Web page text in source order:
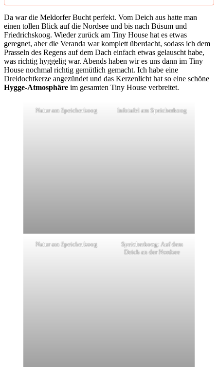
Da war die Meldorfer Bucht perfekt. Vom Deich aus hatte man
einen tollen Blick auf die Nordsee und bis nach Büsum und
Friedrichskoog. Wieder zurück am Tiny House hat es etwas
geregnet, aber die Veranda war komplett überdacht, sodass ich dem
Prasseln des Regens auf dem Dach einfach etwas gelauscht habe,
was richtig hyggelig war. Abends haben wir es uns dann im Tiny
House nochmal richtig gemütlich gemacht. Ich habe eine
Dreidochtkerze angezündet und das Kerzenlicht hat so eine schöne
Hygge-Atmosphäre im gesamten Tiny House verbreitet.
Natur am Speicherkoog Infotafel am Speicherkoog
Natur am Speicherkoog
Speicherkoog: Auf dem
Deich an der Nordsee